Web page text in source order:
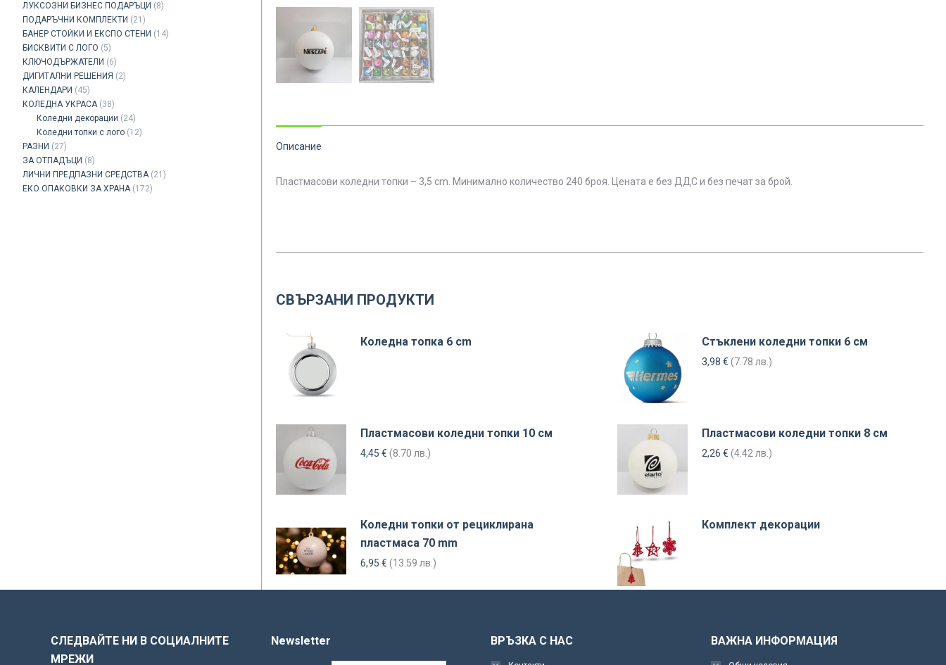
Описание
Пластмасови коледни топки – 3,5 cm. Минимално количество 240 броя. Цената е без ДДС и без печат за брой.
СВЪРЗАНИ ПРОДУКТИ
Коледна топка 6 cm Стъклени коледни топки 6 см
3,98 € (7.78 лв.)
Пластмасови коледни топки 10 см
4,45 € (8.70 лв.)
Пластмасови коледни топки 8 см
2,26 € (4.42 лв.)
Коледни топки от рециклирана
пластмаса 70 mm
6,95 € (13.59 лв.)
Комплект декорации
ЛУКСОЗНИ БИЗНЕС ПОДАРЪЦИ (8)
ПОДАРЪЧНИ КОМПЛЕКТИ (21)
БАНЕР СТОЙКИ И ЕКСПО СТЕНИ (14)
БИСКВИТИ С ЛОГО (5)
КЛЮЧОДЪРЖАТЕЛИ (6)
ДИГИТАЛНИ РЕШЕНИЯ (2)
КАЛЕНДАРИ (45)
КОЛЕДНА УКРАСА (38)
Коледни декорации (24)
Коледни топки с лого (12)
РАЗНИ (27)
ЗА ОТПАДЪЦИ (8)
ЛИЧНИ ПРЕДПАЗНИ СРЕДСТВА (21)
ЕКО ОПАКОВКИ ЗА ХРАНА (172)
СЛЕДВАЙТЕ НИ В СОЦИАЛНИТЕ
МРЕЖИ
Newsletter ВРЪЗКА С НАС ВАЖНА ИНФОРМАЦИЯ